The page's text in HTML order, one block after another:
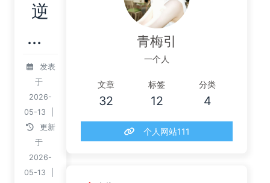
逆
向-
Boss
直聘
算法
分析
发表
于
2026-
05-13
更新
于
2026-
05-13
青梅引
一个人
文章
32
标签
12
分类
4
个人网站111